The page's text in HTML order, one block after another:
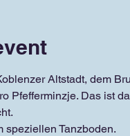
Altstadt, dem
Pfefferminzje. Das ist
speziellen Tanzboden.